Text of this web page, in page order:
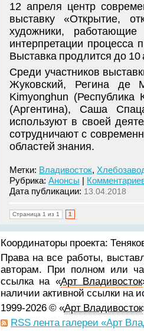
12 апреля центр
выставку «Открытие,
художники,
интерпретации
Выставка продлится до 10
Среди участников
Жуковский, Регина де
Kimyonghun
(Аргентина), Саша
используют в своей
сотрудничают с
областей знания.
Метки: Владивосток,
Рубрика: Анонсы |
Дата публикации: 13.04.2018
Страница 1 из 1 1
Координаторы проекта:
Права на все работы,
авторам. При полном или
ссылка на «Арт Владивосток
наличии активной ссылки на
1999-2026 © «Арт Владивосток
RSS лента галереи «Арт